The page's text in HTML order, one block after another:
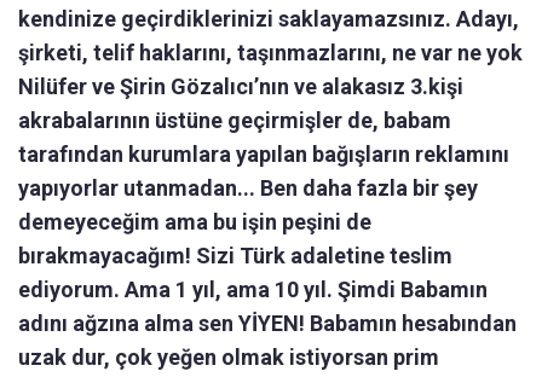
kendinize geçirdiklerinizi saklayamazsınız. Adayı,
şirketi, telif haklarını, taşınmazlarını, ne var ne yok
Nilüfer ve Şirin Gözalıcı’nın ve alakasız 3.kişi
akrabalarının üstüne geçirmişler de, babam
tarafından kurumlara yapılan bağışların reklamını
yapıyorlar utanmadan... Ben daha fazla bir şey
demeyeceğim ama bu işin peşini de
bırakmayacağım! Sizi Türk adaletine teslim
ediyorum. Ama 1 yıl, ama 10 yıl. Şimdi Babamın
adını ağzına alma sen YİYEN! Babamın hesabından
uzak dur, çok yeğen olmak istiyorsan prim